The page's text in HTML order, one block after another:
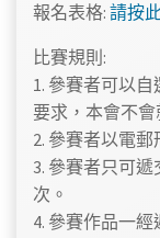
報名表格: 請按
比賽規則:
1. 參賽者可以
要求，本會不
2. 參賽者以電
3. 參賽者只可
次。
4. 參賽作品一